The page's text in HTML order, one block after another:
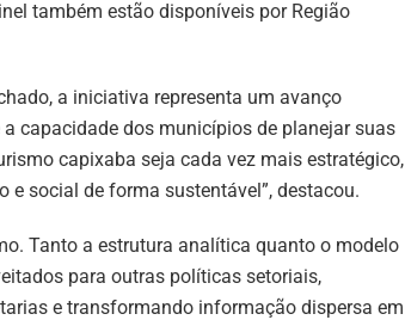
também estão disponíveis por Região
a iniciativa representa um avanço
capacidade dos municípios de planejar suas
capixaba seja cada vez mais estratégico,
social de forma sustentável”, destacou.
Tanto a estrutura analítica quanto o modelo
para outras políticas setoriais,
e transformando informação dispersa em